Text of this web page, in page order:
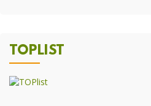
TOPLIST